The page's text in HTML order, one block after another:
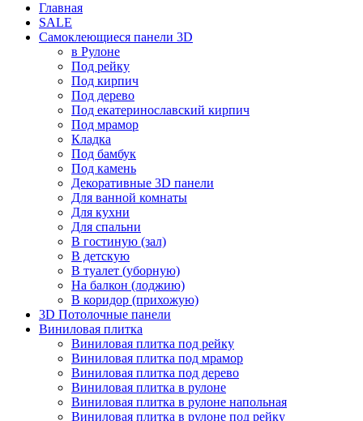
Главная
SALE
Самоклеющиеся панели 3D
в Рулоне
Под рейку
Под кирпич
Под дерево
Под екатеринославский кирпич
Под мрамор
Кладка
Под бамбук
Под камень
Декоративные 3D панели
Для ванной комнаты
Для кухни
Для спальни
В гостиную (зал)
В детскую
В туалет (уборную)
На балкон (лоджию)
В коридор (прихожую)
3D Потолочные панели
Виниловая плитка
Виниловая плитка под рейку
Виниловая плитка под мрамор
Виниловая плитка под дерево
Виниловая плитка в рулоне
Виниловая плитка в рулоне напольная
Виниловая плитка в рулоне под рейку